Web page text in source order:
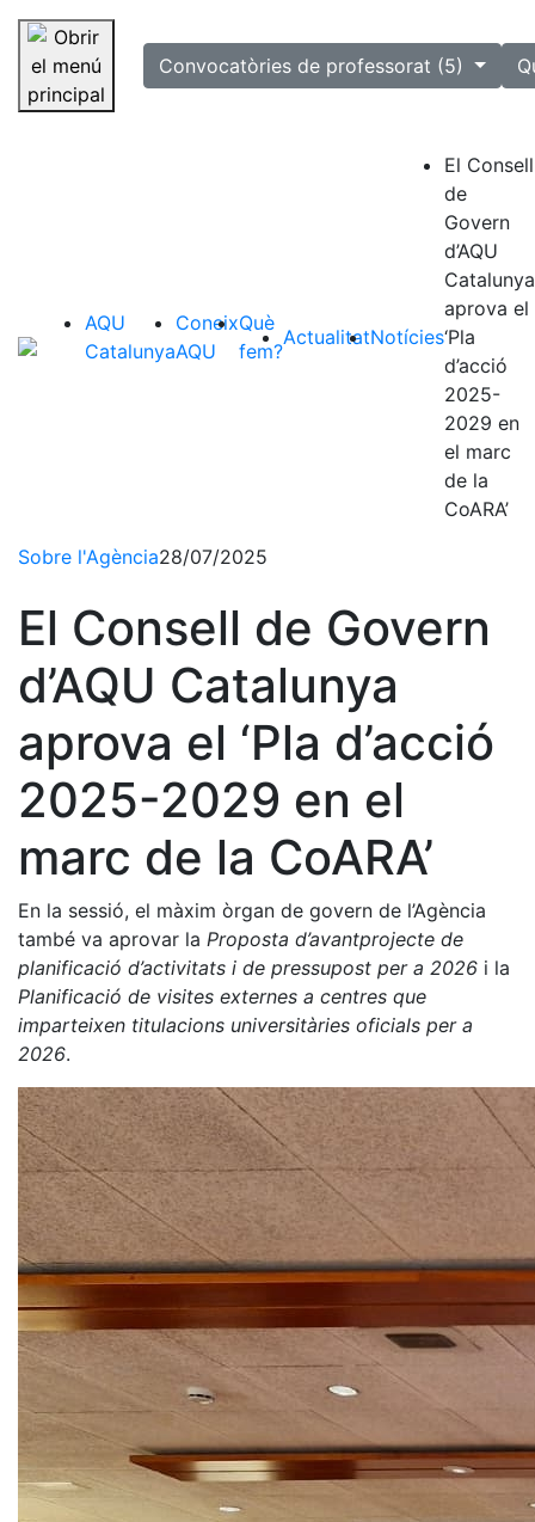
Saltar la navegació
selectedConvocatòries de professorat (5)
AQU
Catalunya
Coneix
AQU
Què
fem?
ActualitatNotícies
El Consell
de
Govern
d’AQU
Catalunya
aprova el
‘Pla
d’acció
2025-
2029 en
el marc
de la
CoARA’
Sobre l'Agència28/07/2025
El Consell de Govern
d’AQU Catalunya
aprova el ‘Pla d’acció
2025-2029 en el
marc de la CoARA’
En la sessió, el màxim òrgan de govern de l’Agència
també va aprovar la Proposta d’avantprojecte de
planificació d’activitats i de pressupost per a 2026 i la
Planificació de visites externes a centres que
imparteixen titulacions universitàries oficials per a
2026.